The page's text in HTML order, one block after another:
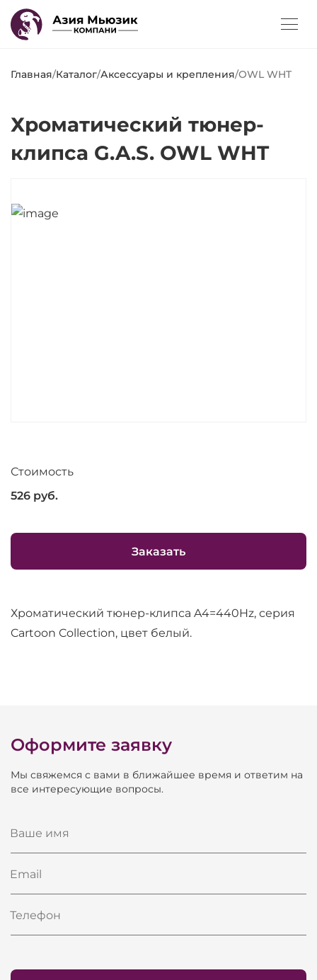
Главная/Каталог/Аксессуары и крепления/OWL WHT
Хроматический тюнер-
клипса G.A.S. OWL WHT
Стоимость
526 руб.
Заказать
Хроматический тюнер-клипса A4=440Hz, серия
Cartoon Collection, цвет белый.
Оформите заявку
Мы свяжемся с вами в ближайшее время и ответим на
все интересующие вопросы.
Ваше имя
Email
Телефон